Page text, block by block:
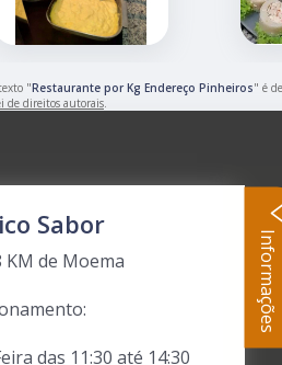
"Restaurante por Kg Endereço Pinheiros" é
de direitos autorais.
Sabor
de Moema
das 11:30 até 14:30
Informações